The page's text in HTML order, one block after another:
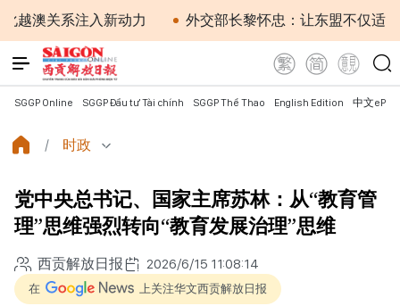
关系注入新动力 外交部长黎怀忠：让东盟不仅适应时
SGGP Online SGGP Đầu tư Tài chính SGGP Thể Thao English Edition 中文
时政
党中央总书记、国家主席苏林：从“教育管
理”思维强烈转向“教育发展治理”思维
西贡解放日报 2026/6/15 11:08:14
在 上关注华文西贡解放日报